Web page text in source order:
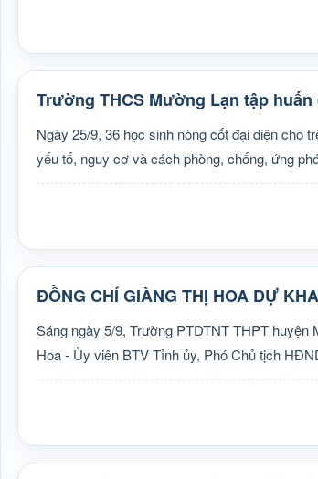
Trường THCS Mường Lạn tập
Ngày 25/9, 36 học sinh nòng cốt đại diện cho
yếu tố, nguy cơ và cách phòng, chống, ứng
ĐỒNG CHÍ GIÀNG THỊ HOA DỰ
Sáng ngày 5/9, Trường PTDTNT THPT
Hoa - Ủy viên BTV Tỉnh ủy, Phó Chủ tịch